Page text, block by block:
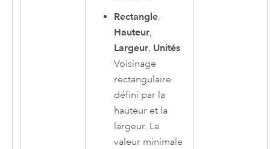
Rectangle,
Hauteur,
Largeur, Unités
Voisinage
rectangulaire
défini par la
hauteur et la
largeur. La
valeur minimale